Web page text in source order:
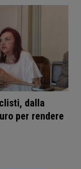
dalla
per rendere